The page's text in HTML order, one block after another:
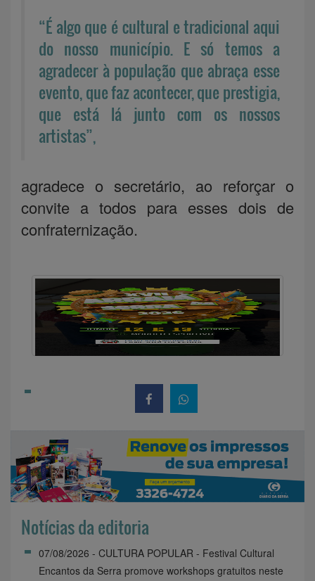
“É algo que é cultural e tradicional aqui
do nosso município. E só temos a
agradecer à população que abraça esse
evento, que faz acontecer, que prestigia,
que está lá junto com os nossos
artistas”,
agradece o secretário, ao reforçar o
convite a todos para esses dois de
confraternização.
Notícias da editoria
07/08/2026 - CULTURA POPULAR - Festival Cultural
Encantos da Serra promove workshops gratuitos neste